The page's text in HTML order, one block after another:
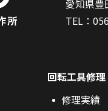
愛知県
TEL：
回転工具修理
修理実績